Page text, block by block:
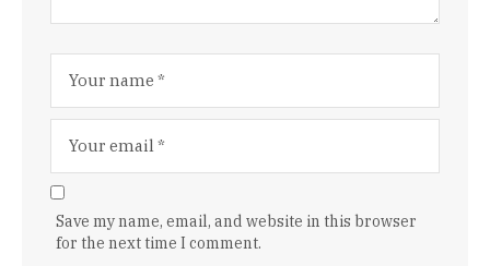
Save my name, email, and website in this browser
for the next time I comment.